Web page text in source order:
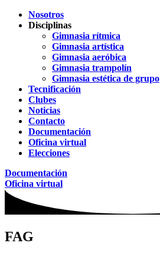
Nosotros
Disciplinas
Gimnasia rítmica
Gimnasia artística
Gimnasia aeróbica
Gimnasia trampolín
Gimnasia estética de grupo
Tecnificación
Clubes
Noticias
Contacto
Documentación
Oficina virtual
Elecciones
Documentación
Oficina virtual
FAG